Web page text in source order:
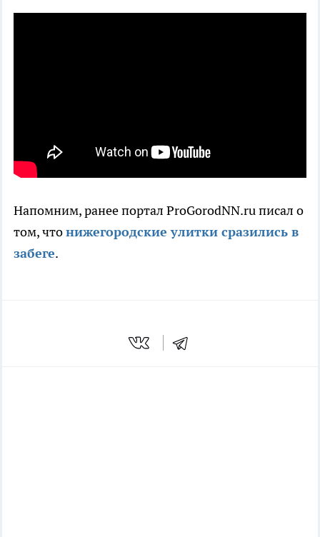
Напомним, ранее портал ProGorodNN.ru писал о
том, чтонижегородские улитки сразились в
забеге.